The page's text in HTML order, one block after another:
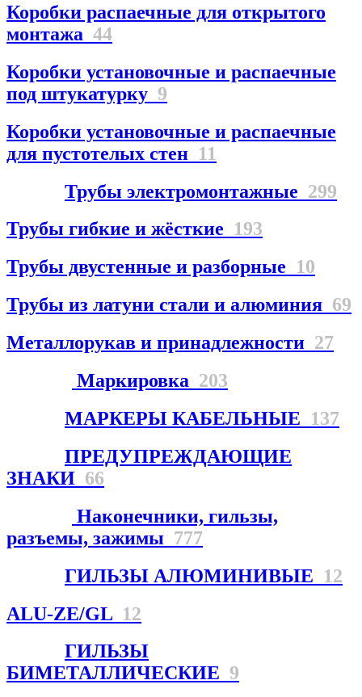
Коробки распаечные для открытого
монтажа 44
Коробки установочные и распаечные
под штукатурку 9
Коробки установочные и распаечные
для пустотелых стен 11
Трубы электромонтажные 299
Трубы гибкие и жёсткие 193
Трубы двустенные и разборные 10
Трубы из латуни стали и алюминия 69
Металлорукав и принадлежности 27
Маркировка 203
МАРКЕРЫ КАБЕЛЬНЫЕ 137
ПРЕДУПРЕЖДАЮЩИЕ
ЗНАКИ 66
Наконечники, гильзы,
разъемы, зажимы 777
ГИЛЬЗЫ АЛЮМИНИВЫЕ 12
ALU-ZE/GL 12
ГИЛЬЗЫ
БИМЕТАЛЛИЧЕСКИЕ 9